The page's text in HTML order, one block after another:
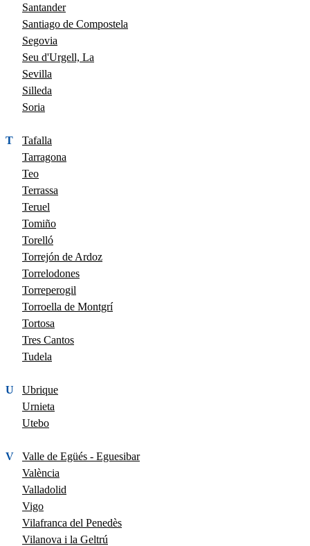
Santander
Santiago de Compostela
Segovia
Seu d'Urgell, La
Sevilla
Silleda
Soria
T
Tafalla
Tarragona
Teo
Terrassa
Teruel
Tomiño
Torelló
Torrejón de Ardoz
Torrelodones
Torreperogil
Torroella de Montgrí
Tortosa
Tres Cantos
Tudela
U
Ubrique
Urnieta
Utebo
V
Valle de Egüés - Eguesibar
València
Valladolid
Vigo
Vilafranca del Penedès
Vilanova i la Geltrú